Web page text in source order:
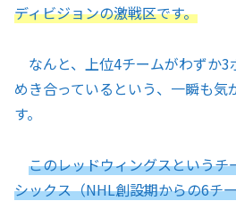
ディビジョンの激戦区です。
なんと、上位4チームがわずか3
めき合っているという、一瞬も気
す。
このレッドウィングスという
シックス（NHL創設期からの6チ